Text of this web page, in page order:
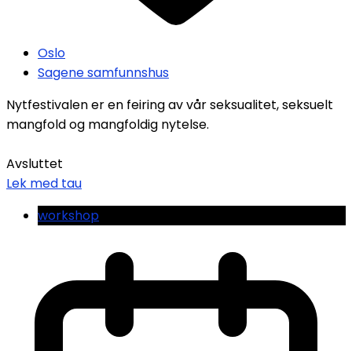
Oslo
Sagene samfunnshus
Nytfestivalen er en feiring av vår seksualitet, seksuelt
mangfold og mangfoldig nytelse.
Avsluttet
Lek med tau
workshop